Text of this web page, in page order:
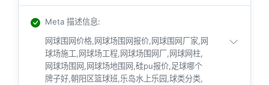
Meta 描述信息:
网球围网价格,网球场围网报价,网球围网厂家,网
球场施工,网球场工程,网球场围网厂,网球网柱,
网球场围网,网球场地围网,硅pu报价,足球哪个
牌子好,朝阳区篮球班,乐岛水上乐园,球类分类,